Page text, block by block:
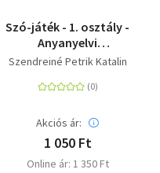
Szó-játék - 1. osztály -
Anyanyelvi
gyakorlófüzet
Szendreiné Petrik Katalin
Akciós ár:
1 050 Ft
Online ár: 1 350 Ft